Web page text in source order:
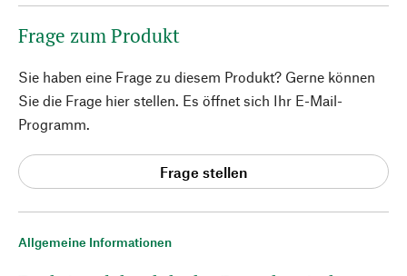
Allgemeine Informationen
Frage zum Produkt
Sie haben eine Frage zu diesem Produkt? Gerne können
Sie die Frage hier stellen. Es öffnet sich Ihr E-Mail-
Programm.
Frage stellen